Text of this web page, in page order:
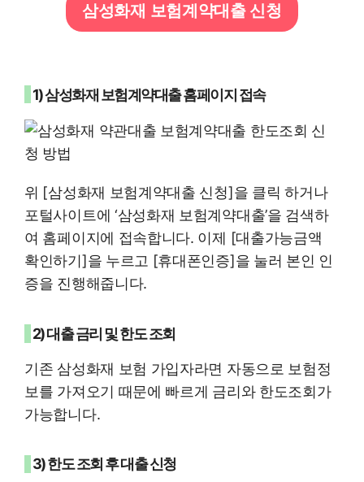
삼성화재 보험계약대출 신청
1) 삼성화재 보험계약대출 홈페이지 접속
위 [삼성화재 보험계약대출 신청]을 클릭 하거나
포털사이트에 ‘삼성화재 보험계약대출’을 검색하
여 홈페이지에 접속합니다. 이제 [대출가능금액
확인하기]을 누르고 [휴대폰인증]을 눌러 본인 인
증을 진행해줍니다.
2) 대출 금리 및 한도 조회
기존 삼성화재 보험 가입자라면 자동으로 보험정
보를 가져오기 때문에 빠르게 금리와 한도조회가
가능합니다.
3) 한도 조회 후 대출 신청